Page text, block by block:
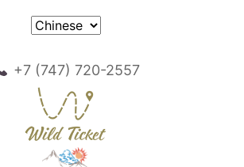
+7 (747) 720-2557